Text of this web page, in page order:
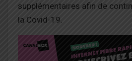
supplémentaires afin de
la Covid-19.